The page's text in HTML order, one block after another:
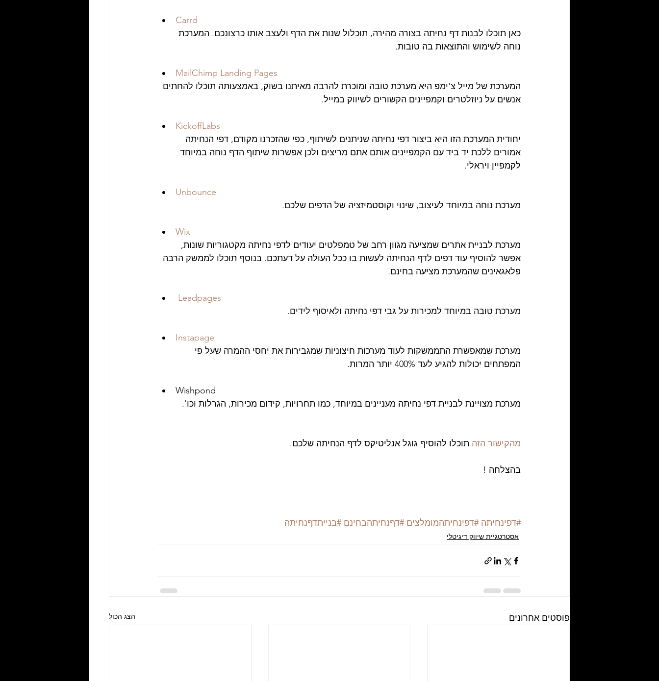
Carrd
כאן תוכלו לבנות דף נחיתה בצורה מהירה, תוכלול שנות את הדף ולעצב אותו כרצונכם. המערכת
נוחה לשימוש והתוצאות בה טובות.
MailChimp Landing Pages
המערכת של מייל צ'ימפ היא מערכת טובה ומוכרת להרבה מאיתנו בשוק, באמצעותה תוכלו להחתים
אנשים על ניוזלטרים וקמפיינים הקשורים לשיווק במייל.
KickoffLabs
יחודית המערכת הזו היא ביצור דפי נחיתה שניתנים לשיתוף, כפי שהזכרנו מקודם, דפי הנחיתה
אמורים ללכת יד ביד עם הקמפיינים אותם אתם מריצים ולכן אפשרות שיתוף הדף נוחה במיוחד
לקמפיין ויראלי.
Unbounce
מערכת נוחה במיוחד לעיצוב, שינוי וקוסטמיזציה של הדפים שלכם.
Wix
מערכת לבניית אתרים שמציעה מגוון רחב של טמפלטים יעודים לדפי נחיתה מקטגוריות שונות,
אפשר להוסיף עוד דפים לדף הנחיתה לעשות בו ככל העולה על דעתכם. בנוסף תוכלו לממשק הרבה
פלאגאינים שהמערכת מציעה בחינם.
Leadpages
מערכת טובה במיוחד למכירות על גבי דפי נחיתה ולאיסוף לידים.
Instapage
מערכת שמאפשרת התממשקות לעוד מערכות חיצוניות שמגבירות את יחסי ההמרה שעל פי
המפתחים יכולות להגיע לעד 400% יותר המרות.
Wishpond
מערכת מצויינת לבניית דפי נחיתה מעניינים במיוחד, כמו תחרויות, קידום מכירות, הגרלות וכו'.
מהקישור הזה תוכלו להוסיף גוגל אנליטיקס לדף הנחיתה שלכם.
בהצלחה !
#דפינחיתה #דפינחיתהמומלצים #דףנחיתהבחינם #בנייתדףנחיתה
אסטרטגיית שיווק דיגיטלי
פוסטים אחרונים הצג הכול